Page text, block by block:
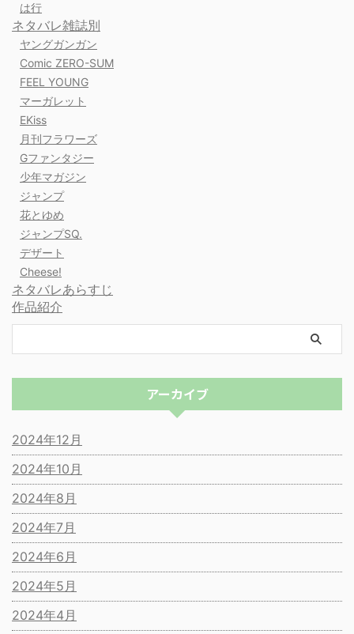
は行
ネタバレ雑誌別
ヤングガンガン
Comic ZERO-SUM
FEEL YOUNG
マーガレット
EKiss
月刊フラワーズ
Gファンタジー
少年マガジン
ジャンプ
花とゆめ
ジャンプSQ.
デザート
Cheese!
ネタバレあらすじ
作品紹介
アーカイブ
2024年12月
2024年10月
2024年8月
2024年7月
2024年6月
2024年5月
2024年4月